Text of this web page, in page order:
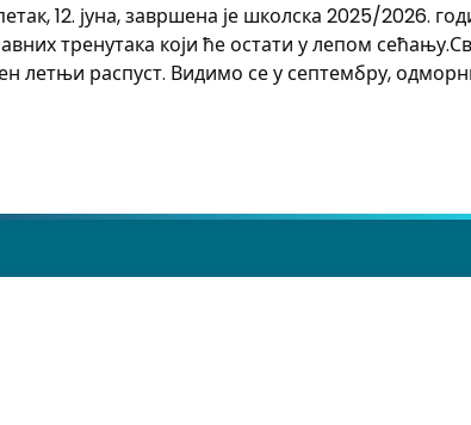
12. јуна, завршена је школска 2025/2026.
тренутака који ће остати у лепом
летњи распуст. Видимо се у септембру,